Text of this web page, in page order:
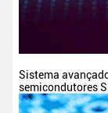
Sistema
semicondutores